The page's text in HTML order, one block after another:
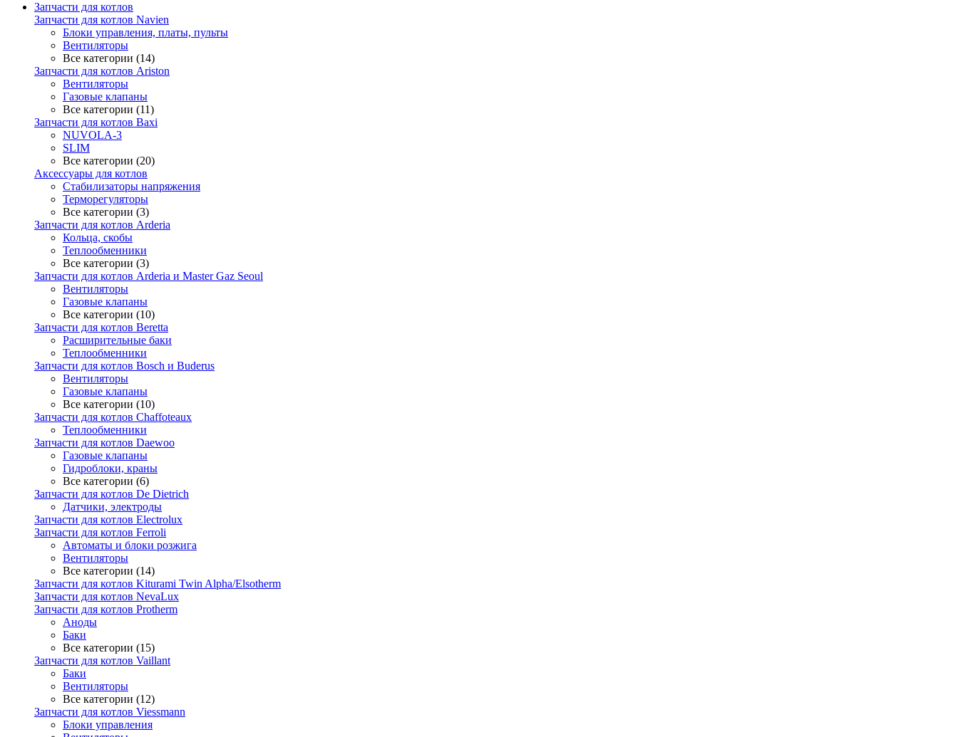
Запчасти для котлов
Запчасти для котлов Navien
Блоки управления, платы, пульты
Вентиляторы
Все категории (14)
Запчасти для котлов Ariston
Вентиляторы
Газовые клапаны
Все категории (11)
Запчасти для котлов Baxi
NUVOLA-3
SLIM
Все категории (20)
Аксессуары для котлов
Стабилизаторы напряжения
Терморегуляторы
Все категории (3)
Запчасти для котлов Arderia
Кольца, скобы
Теплообменники
Все категории (3)
Запчасти для котлов Arderia и Master Gaz Seoul
Вентиляторы
Газовые клапаны
Все категории (10)
Запчасти для котлов Beretta
Расширительные баки
Теплообменники
Запчасти для котлов Bosch и Buderus
Вентиляторы
Газовые клапаны
Все категории (10)
Запчасти для котлов Chaffoteaux
Теплообменники
Запчасти для котлов Daewoo
Газовые клапаны
Гидроблоки, краны
Все категории (6)
Запчасти для котлов De Dietrich
Датчики, электроды
Запчасти для котлов Electrolux
Запчасти для котлов Ferroli
Автоматы и блоки розжига
Вентиляторы
Все категории (14)
Запчасти для котлов Kiturami Twin Alpha/Elsotherm
Запчасти для котлов NevaLux
Запчасти для котлов Protherm
Аноды
Баки
Все категории (15)
Запчасти для котлов Vaillant
Баки
Вентиляторы
Все категории (12)
Запчасти для котлов Viessmann
Блоки управления